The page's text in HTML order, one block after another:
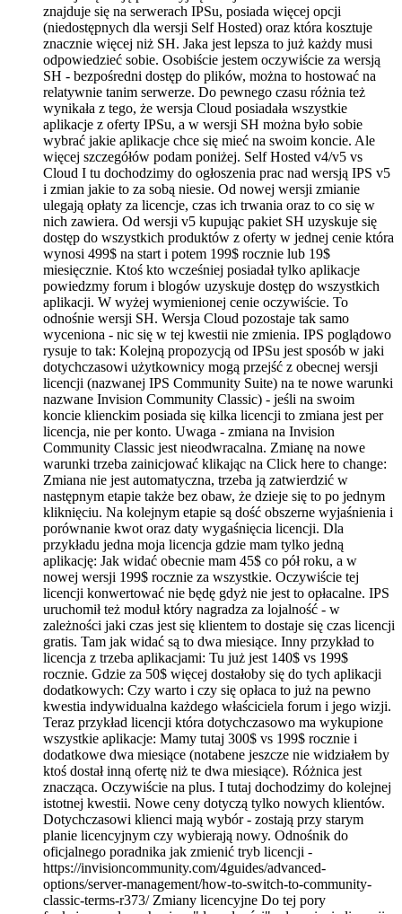
znajduje się na serwerach IPSu, posiada więcej opcji
(niedostępnych dla wersji Self Hosted) oraz która kosztuje
znacznie więcej niż SH. Jaka jest lepsza to już każdy musi
odpowiedzieć sobie. Osobiście jestem oczywiście za wersją
SH - bezpośredni dostęp do plików, można to hostować na
relatywnie tanim serwerze. Do pewnego czasu różnia też
wynikała z tego, że wersja Cloud posiadała wszystkie
aplikacje z oferty IPSu, a w wersji SH można było sobie
wybrać jakie aplikacje chce się mieć na swoim koncie. Ale
więcej szczegółów podam poniżej. Self Hosted v4/v5 vs
Cloud I tu dochodzimy do ogłoszenia prac nad wersją IPS v5
i zmian jakie to za sobą niesie. Od nowej wersji zmianie
ulegają opłaty za licencje, czas ich trwania oraz to co się w
nich zawiera. Od wersji v5 kupując pakiet SH uzyskuje się
dostęp do wszystkich produktów z oferty w jednej cenie która
wynosi 499$ na start i potem 199$ rocznie lub 19$
miesięcznie. Ktoś kto wcześniej posiadał tylko aplikacje
powiedzmy forum i blogów uzyskuje dostęp do wszystkich
aplikacji. W wyżej wymienionej cenie oczywiście. To
odnośnie wersji SH. Wersja Cloud pozostaje tak samo
wyceniona - nic się w tej kwestii nie zmienia. IPS poglądowo
rysuje to tak: Kolejną propozycją od IPSu jest sposób w jaki
dotychczasowi użytkownicy mogą przejść z obecnej wersji
licencji (nazwanej IPS Community Suite) na te nowe warunki
nazwane Invision Community Classic) - jeśli na swoim
koncie klienckim posiada się kilka licencji to zmiana jest per
licencja, nie per konto. Uwaga - zmiana na Invision
Community Classic jest nieodwracalna. Zmianę na nowe
warunki trzeba zainicjować klikając na Click here to change:
Zmiana nie jest automatyczna, trzeba ją zatwierdzić w
następnym etapie także bez obaw, że dzieje się to po jednym
kliknięciu. Na kolejnym etapie są dość obszerne wyjaśnienia i
porównanie kwot oraz daty wygaśnięcia licencji. Dla
przykładu jedna moja licencja gdzie mam tylko jedną
aplikację: Jak widać obecnie mam 45$ co pół roku, a w
nowej wersji 199$ rocznie za wszystkie. Oczywiście tej
licencji konwertować nie będę gdyż nie jest to opłacalne. IPS
uruchomił też moduł który nagradza za lojalność - w
zależności jaki czas jest się klientem to dostaje się czas licencji
gratis. Tam jak widać są to dwa miesiące. Inny przykład to
licencja z trzeba aplikacjami: Tu już jest 140$ vs 199$
rocznie. Gdzie za 50$ więcej dostałoby się do tych aplikacji
dodatkowych: Czy warto i czy się opłaca to już na pewno
kwestia indywidualna każdego właściciela forum i jego wizji.
Teraz przykład licencji która dotychczasowo ma wykupione
wszystkie aplikacje: Mamy tutaj 300$ vs 199$ rocznie i
dodatkowe dwa miesiące (notabene jeszcze nie widziałem by
ktoś dostał inną ofertę niż te dwa miesiące). Różnica jest
znacząca. Oczywiście na plus. I tutaj dochodzimy do kolejnej
istotnej kwestii. Nowe ceny dotyczą tylko nowych klientów.
Dotychczasowi klienci mają wybór - zostają przy starym
planie licencyjnym czy wybierają nowy. Odnośnik do
oficjalnego poradnika jak zmienić tryb licencji -
https://invisioncommunity.com/4guides/advanced-
options/server-management/how-to-switch-to-community-
classic-terms-r373/ Zmiany licencyjne Do tej pory